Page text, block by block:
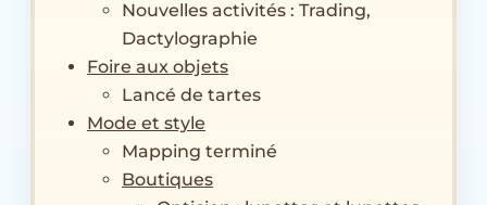
Nouvelles activités : Trading,
Dactylographie
Foire aux objets
Lancé de tartes
Mode et style
Mapping terminé
Boutiques